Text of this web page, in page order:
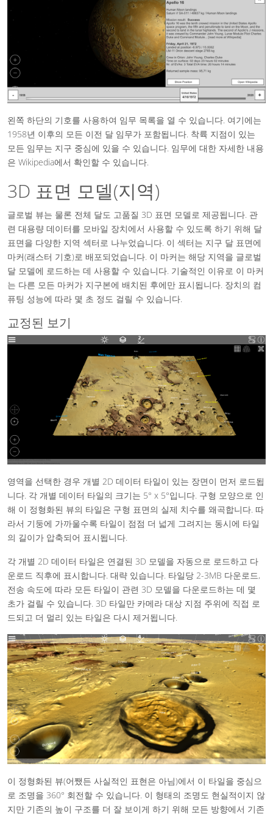
왼쪽 하단의 기호를 사용하여 임무 목록을 열 수 있습니다. 여기에는
1958년 이후의 모든 이전 달 임무가 포함됩니다. 착륙 지점이 있는
모든 임무는 지구 중심에 있을 수 있습니다. 임무에 대한 자세한 내용
은 Wikipedia에서 확인할 수 있습니다.
3D 표면 모델(지역)
글로벌 뷰는 물론 전체 달도 고품질 3D 표면 모델로 제공됩니다. 관
련 대용량 데이터를 모바일 장치에서 사용할 수 있도록 하기 위해 달
표면을 다양한 지역 섹터로 나누었습니다. 이 섹터는 지구 달 표면에
마커(래스터 기호)로 배포되었습니다. 이 마커는 해당 지역을 글로벌
달 모델에 로드하는 데 사용할 수 있습니다. 기술적인 이유로 이 마커
는 다른 모든 마커가 지구본에 배치된 후에만 표시됩니다. 장치의 컴
퓨팅 성능에 따라 몇 초 정도 걸릴 수 있습니다.
교정된 보기
영역을 선택한 경우 개별 2D 데이터 타일이 있는 장면이 먼저 로드됩
니다. 각 개별 데이터 타일의 크기는 5° x 5°입니다. 구형 모양으로 인
해 이 정형화된 뷰의 타일은 구형 표면의 실제 치수를 왜곡합니다. 따
라서 기둥에 가까울수록 타일이 점점 더 넓게 그려지는 동시에 타일
의 길이가 압축되어 표시됩니다.
각 개별 2D 데이터 타일은 연결된 3D 모델을 자동으로 로드하고 다
운로드 직후에 표시합니다. 대략 있습니다. 타일당 2-3MB 다운로드,
전송 속도에 따라 모든 타일이 관련 3D 모델을 다운로드하는 데 몇
초가 걸릴 수 있습니다. 3D 타일만 카메라 대상 지점 주위에 직접 로
드되고 더 멀리 있는 타일은 다시 제거됩니다.
이 정형화된 뷰(어쨌든 사실적인 표현은 아님)에서 이 타일을 중심으
로 조명을 360° 회전할 수 있습니다. 이 형태의 조명도 현실적이지 않
지만 기존의 높이 구조를 더 잘 보이게 하기 위해 모든 방향에서 기존